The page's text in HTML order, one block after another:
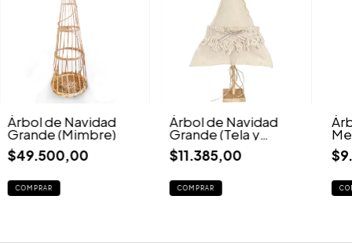
Árbol de Navidad
Grande (Mimbre)
$49.500,00
Árbol de Navidad
Grande (Tela y
Madera)
$11.385,00